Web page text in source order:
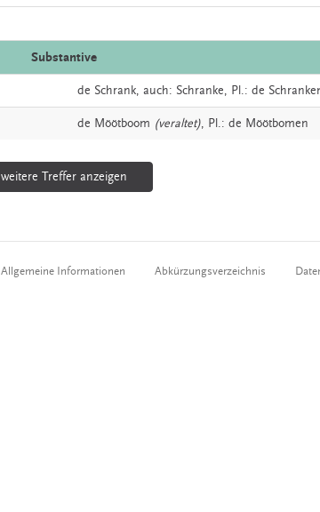
Substantive
de Schrank, auch: Schranke, Pl.: de
de Möötboom (veraltet), Pl.: de Möötbomen
weitere Treffer anzeigen
Allgemeine Informationen Abkürzungsverzeichnis